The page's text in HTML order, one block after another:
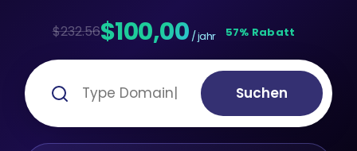
$232.56$100,00 / jahr 57% Rabatt
Suchen